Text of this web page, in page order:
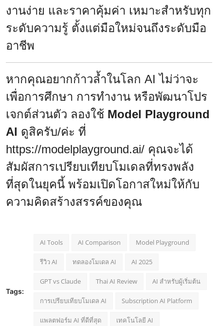
งานง่าย และราคาคุ้มค่า เหมาะสำหรับทุก
ระดับความรู้ ตั้งแต่มือใหม่จนถึงระดับมือ
อาชีพ
หากคุณอยากก้าวล้ำในโลก AI ไม่ว่าจะ
เพื่อการศึกษา การทำงาน หรือพัฒนาโปร
เจกต์ส่วนตัว ลองใช้ Model Playground
AI ดูสิครับ/ค่ะ ที่
https://modelplayground.ai/ คุณจะได้
สัมผัสการเปรียบเทียบโมเดลที่ทรงพลัง
ที่สุดในยุคนี้ พร้อมเปิดโอกาสใหม่ให้กับ
ความคิดสร้างสรรค์ของคุณ
Tags:
AI Tools AI Comparison Model Playground
รีวิว AI ทดลองโมเดล AI AI 2025
GPT vs Claude Thai AI Review AI สำหรับผู้เริ่มต้น
การเปรียบเทียบโมเดล AI Subscription AI Platform
แพลตฟอร์ม AI ที่ดีที่สุด เทคโนโลยี AI